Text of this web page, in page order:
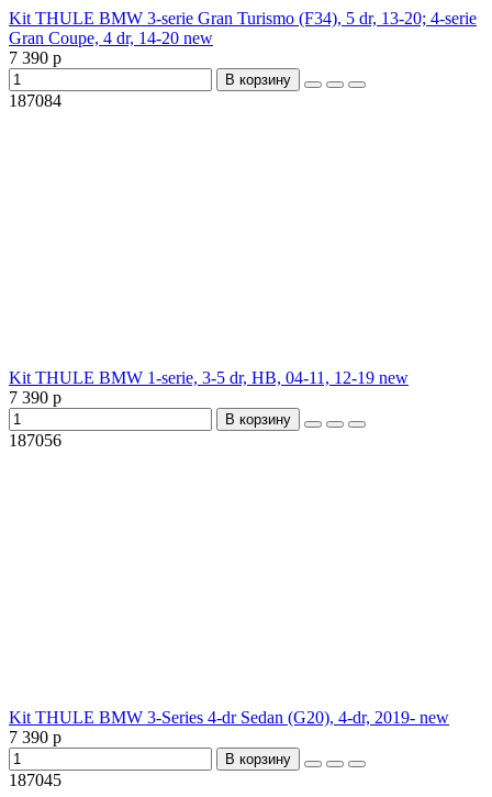
Kit THULE BMW 3-serie Gran Turismo (F34), 5 dr, 13-20; 4-serie
Gran Coupe, 4 dr, 14-20 new
7 390 р
В корзину
187084
Kit THULE BMW 1-serie, 3-5 dr, HB, 04-11, 12-19 new
7 390 р
В корзину
187056
Kit THULE BMW 3-Series 4-dr Sedan (G20), 4-dr, 2019- new
7 390 р
В корзину
187045